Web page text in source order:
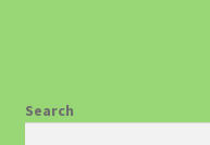
Search